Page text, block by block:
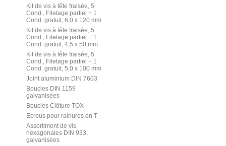
Kit de vis à tête fraisée, 5
Cond., Filetage partiel + 1
Cond. gratuit, 6,0 x 120 mm
Kit de vis à tête fraisée, 5
Cond., Filetage partiel + 1
Cond. gratuit, 4,5 x 50 mm
Kit de vis à tête fraisée, 5
Cond., Filetage partiel + 1
Cond. gratuit, 5,0 x 100 mm
Joint aluminium DIN 7603
Boucles DIN 1159
galvanisées
Boucles Clôture TOX
Ecrous pour rainures en T
Assortiment de vis
hexagonales DIN 933,
galvanisées